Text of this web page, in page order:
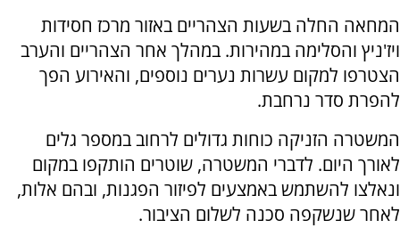
המחאה החלה בשעות הצהריים באזור מרכז חסידות
ויז'ניץ והסלימה במהירות. במהלך אחר הצהריים והערב
הצטרפו למקום עשרות נערים נוספים, והאירוע הפך
להפרת סדר נרחבת.
המשטרה הזניקה כוחות גדולים לרחוב במספר גלים
לאורך היום. לדברי המשטרה, שוטרים הותקפו במקום
ונאלצו להשתמש באמצעים לפיזור הפגנות, ובהם אלות,
לאחר שנשקפה סכנה לשלום הציבור.